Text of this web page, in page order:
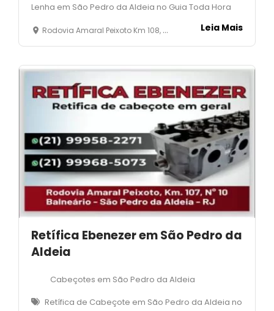
Lenha em São Pedro da Aldeia no Guia Toda Hora
Rodovia Amaral Peixoto Km 108, quadra 2 - lote 115 - Balneário - São Pedro da Aldeia, RJ Leia Mais
Retífica Ebenezer em São Pedro da
Aldeia
Cabeçotes em São Pedro da Aldeia
Retífica de Cabeçote em São Pedro da Aldeia no